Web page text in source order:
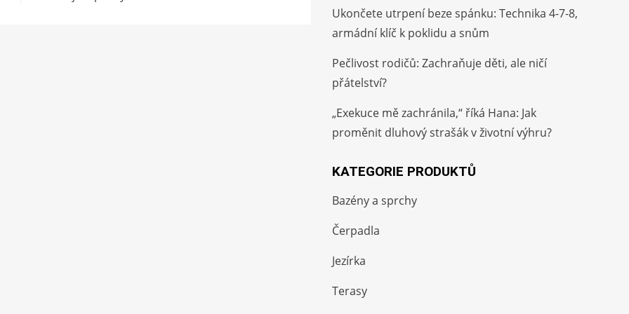
Ukončete utrpení beze spánku: Technika 4-7-8,
armádní klíč k poklidu a snům
Pečlivost rodičů: Zachraňuje děti, ale ničí
přátelství?
„Exekuce mě zachránila,“ říká Hana: Jak
proměnit dluhový strašák v životní výhru?
KATEGORIE PRODUKTŮ
Bazény a sprchy
Čerpadla
Jezírka
Terasy